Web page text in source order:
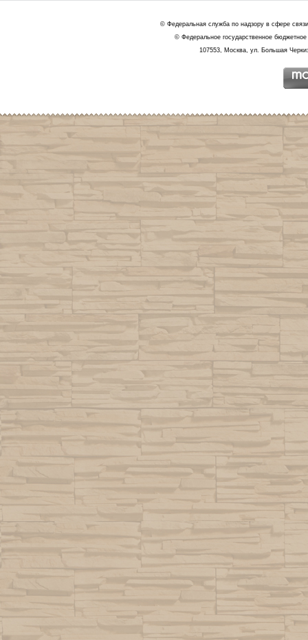
© Федеральная служба по надзору в сфере
© Федеральное государственное
107553, Москва, ул. Большая